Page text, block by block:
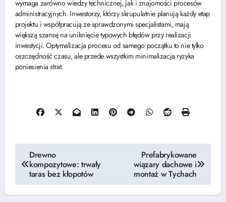
wymaga zarówno wiedzy technicznej, jak i znajomości procesów
administracyjnych. Inwestorzy, którzy skrupulatnie planują każdy etap
projektu i współpracują ze sprawdzonymi specjalistami, mają
większą szansę na uniknięcie typowych błędów przy realizacji
inwestycji. Optymalizacja procesu od samego początku to nie tylko
oszczędność czasu, ale przede wszystkim minimalizacja ryzyka
poniesienia strat.
Nawigacja
wpisu
Drewno
kompozytowe: trwały
taras bez kłopotów
Prefabrykowane
wiązary dachowe i
montaż w Tychach